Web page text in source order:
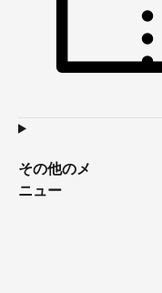
その他のメ
ニュー